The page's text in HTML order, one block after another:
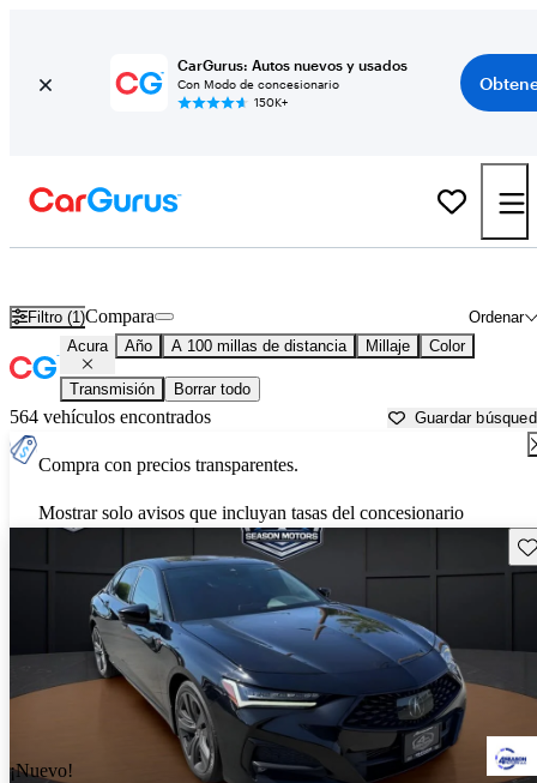
CarGurus: Autos nuevos y usados
Con Modo de concesionario
150K+
Filtro (1) Ordenar
Compara
Acura Año A 100 millas de distancia Millaje Color
Transmisión Borrar todo
564 vehículos encontrados Guardar
Compra con precios transparentes.
Mostrar solo avisos que incluyan tasas del concesionario
¡Nuevo!